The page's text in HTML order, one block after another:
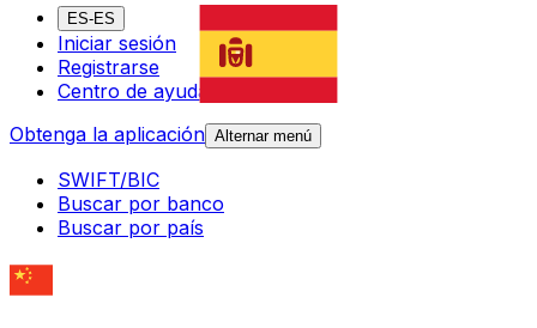
ES-ES
Iniciar sesión
Registrarse
Centro de ayuda
Obtenga la aplicación Alternar menú
SWIFT/BIC
Buscar por banco
Buscar por país